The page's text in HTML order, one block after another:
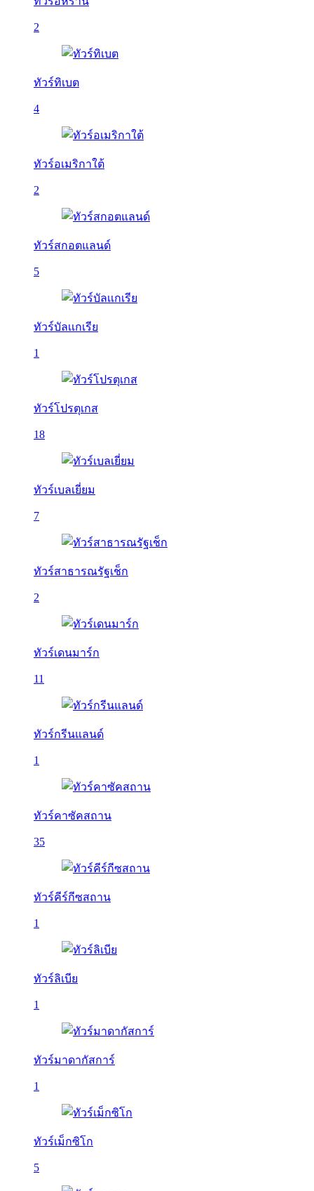
2
ทัวร์ทิเบต
4
ทัวร์อเมริกาใต้
2
ทัวร์สกอตแลนด์
5
ทัวร์บัลเเกเรีย
1
ทัวร์โปรตุเกส
18
ทัวร์เบลเยี่ยม
7
ทัวร์สาธารณรัฐเช็ก
2
ทัวร์เดนมาร์ก
11
ทัวร์กรีนแลนด์
1
ทัวร์คาซัคสถาน
35
ทัวร์คีร์กีซสถาน
1
ทัวร์ลิเบีย
1
ทัวร์มาดากัสการ์
1
ทัวร์เม็กซิโก
5